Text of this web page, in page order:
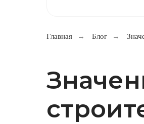
Главная → Блог →